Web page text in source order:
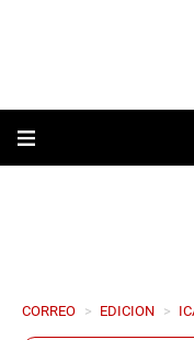
CORREO > EDICION >